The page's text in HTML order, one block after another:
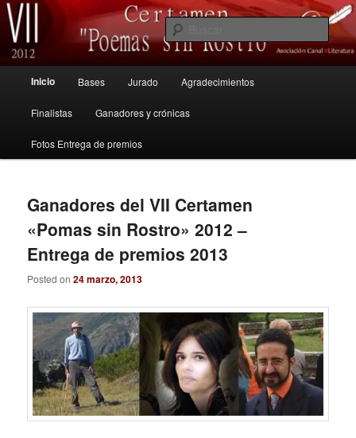
Ir
contenido
principal
Ir
contenido
secundarioVII Certamen "Poemas sin Rostro"
Canal Literatura
Inicio Bases Jurado Agradecimientos
Finalistas Ganadores y crónicas
Fotos Entrega de premios
Ganadores del VII Certamen
«Pomas sin Rostro» 2012 –
Entrega de premios 2013
Posted on24 marzo, 2013